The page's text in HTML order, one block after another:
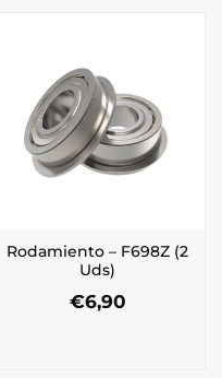
Rodamiento – F698Z (2
Uds)
€6,90